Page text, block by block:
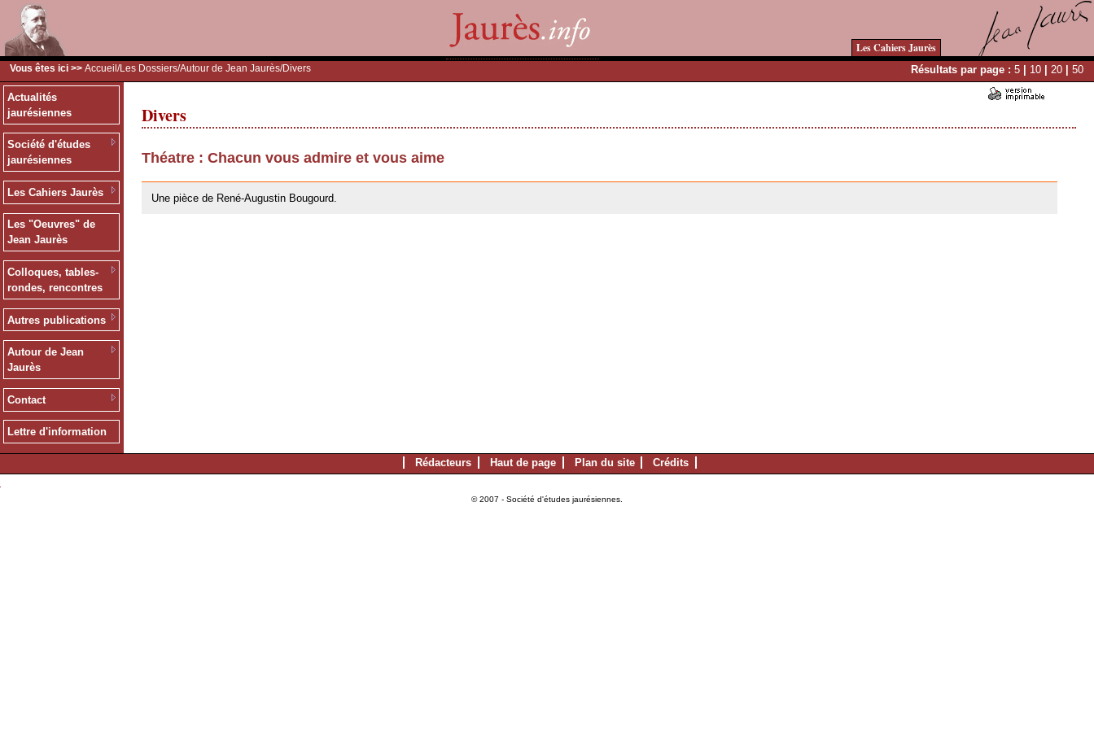
Les Cahiers Jaurès
Vous êtes ici >> Accueil /Les Dossiers/Autour de Jean Jaurès/Divers Résultats par page : 5 | 10 | 20 | 50
Actualités
jaurésiennes
Société d'études
jaurésiennes
Les Cahiers Jaurès
Les "Oeuvres" de
Jean Jaurès
Colloques, tables-
rondes, rencontres
Autres publications
Autour de Jean
Jaurès
Contact
Lettre d'information
Divers
Théatre : Chacun vous admire et vous aime
Une pièce de René-Augustin Bougourd.
Rédacteurs Haut de page Plan du site Crédits
© 2007 - Société d'études jaurésiennes.